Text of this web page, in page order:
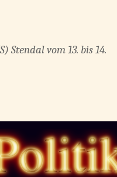
Stendal vom 13. bis 14.